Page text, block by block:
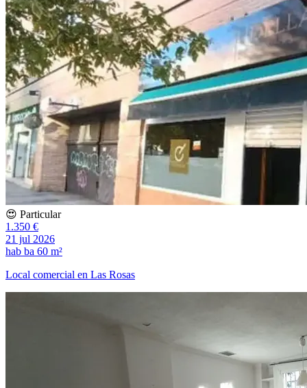
😍 Particular
1.350 €
21 jul 2026
hab ba 60 m²
Local comercial en Las Rosas